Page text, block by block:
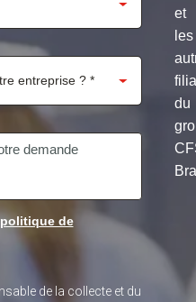
et
les
du
politique de
de la collecte et du